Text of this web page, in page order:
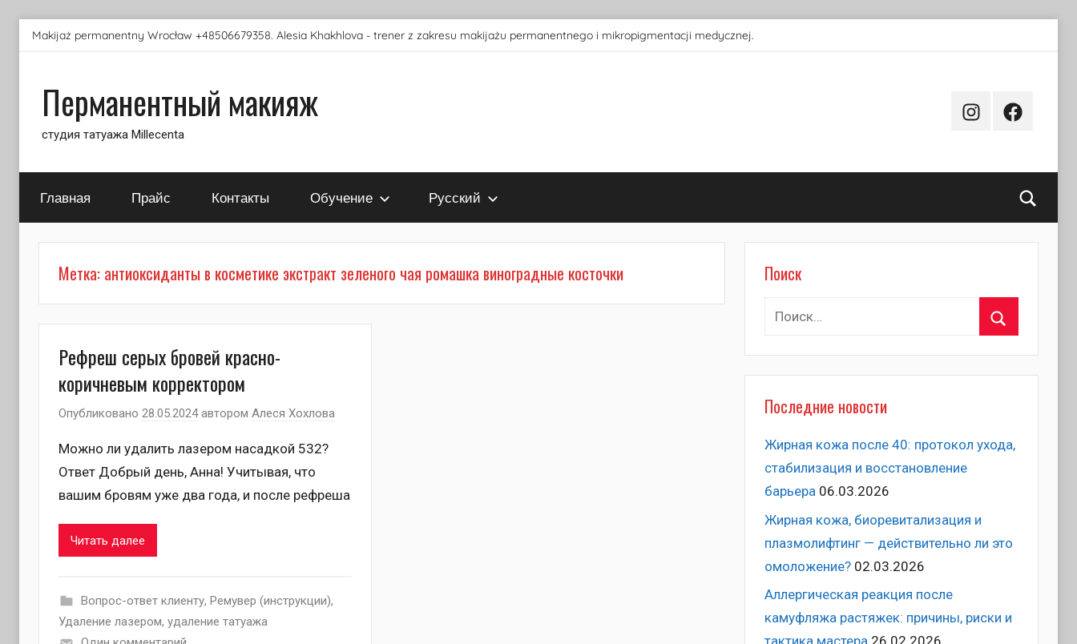
Перейти
Makijaż permanentny Wrocław +48506679358. Alesia Khakhlova - trener z zakresu makijażu permanentnego i mikropigmentacji medycznej.
Перманентный макияж
студия татуажа Millecenta
InstagramFacebook
Главная Прайс Контакты Обучение Русский
Метка: антиоксиданты в косметике экстракт зеленого чая ромашка виноградные косточки
Рефреш серых бровей красно-
коричневым корректором
Опубликовано 28.05.2024автором Алеся Хохлова
Можно ли удалить лазером насадкой 532?
Ответ Добрый день, Анна! Учитывая, что
вашим бровям уже два года, и после рефреша
Читать далее
Вопрос-ответ клиенту, Ремувер (инструкции),
Удаление лазером, удаление татуажа
Поиск
Найти:
Последние новости
Жирная кожа после 40: протокол ухода,
стабилизация и восстановление
барьера 06.03.2026
Жирная кожа, биоревитализация и
плазмолифтинг — действительно ли это
омоложение? 02.03.2026
Аллергическая реакция после
камуфляжа растяжек: причины, риски и